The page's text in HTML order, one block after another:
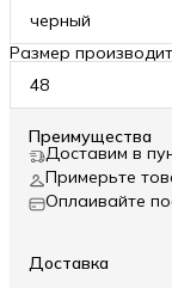
черный
Размер
48
Преимущества
Доставим в
Примерьте
Оплаивайте
Доставка